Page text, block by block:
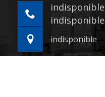
indisponible
indisponible
indisponible